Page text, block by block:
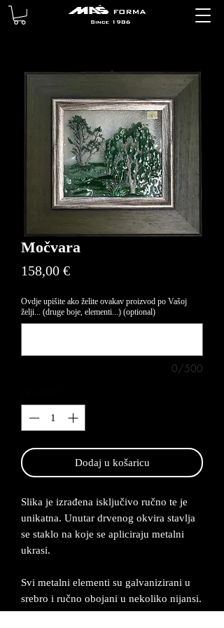
Močvara
158,00 €Price
Ovdje upišite ako želite ovakav proizvod po Vašoj
želji... (druge boje, elementi...) (optional)
0/500
Dodaj u košaricu
Slika je izrađena isključivo ručno te je
unikatna. Unutar drvenog okvira stavlja
se staklo na koje se apliciraju metalni
ukrasi.
Svi metalni elementi su galvanizirani u
srebro i ručno obojani u nekoliko nijansi.